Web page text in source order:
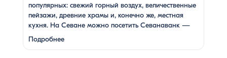
популярных: свежий горный воздух, величественные
пейзажи, древние храмы и, конечно же, местная
кухня. На Севане можно посетить Севанаванк —
знаменитый монастырь IX века, расположенный на
полуострове, а также Айраванк, который менее
Подробнее